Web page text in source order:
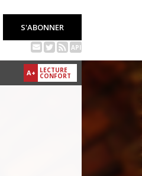
S'ABONNER
API
A+ LECTURE
CONFORT